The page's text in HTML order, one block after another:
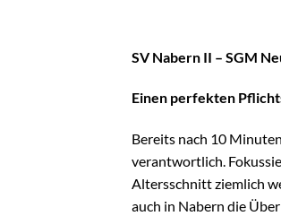
SV Nabern II – SGM
Einen perfekten
Bereits nach 10
verantwortlich.
Altersschnitt ziemlich
auch in Nabern die